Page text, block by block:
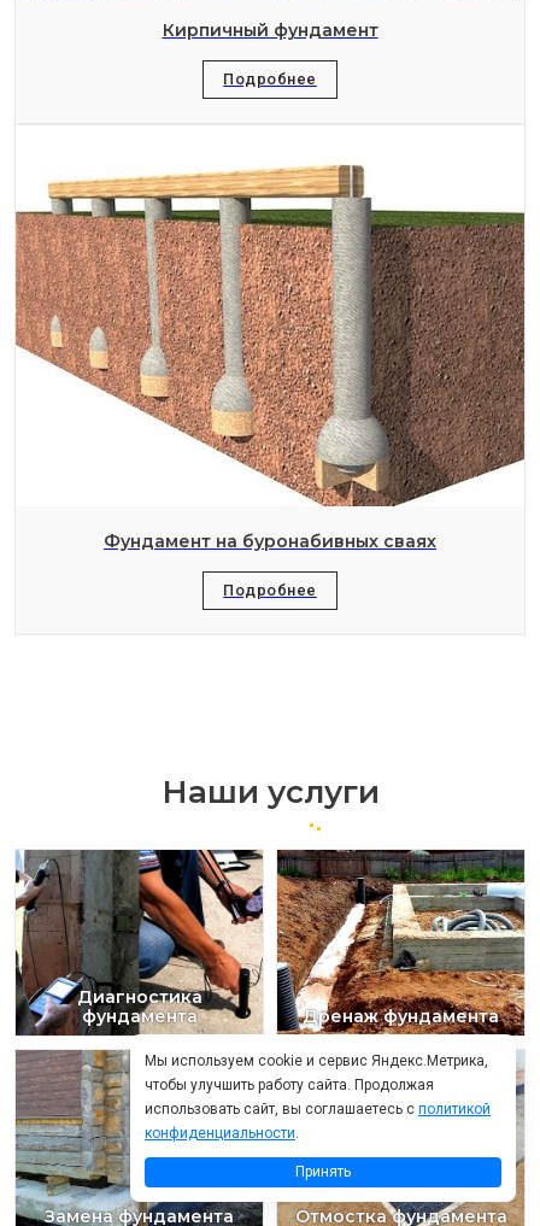
Кирпичный фундамент
Подробнее
Фундамент на буронабивных сваях
Подробнее
Наши услуги
Диагностика
фундамента
Дренаж фундамента
Замена фундамента Отмостка фундамента
Мы используем cookie и сервис Яндекс.Метрика,
чтобы улучшить работу сайта. Продолжая
использовать сайт, вы соглашаетесь с политикой
конфиденциальности.
Принять